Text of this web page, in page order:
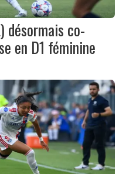
désormais co-
en D1 féminine